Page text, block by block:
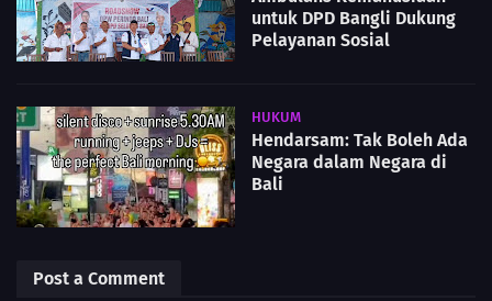
untuk DPD Bangli Dukung
Pelayanan Sosial
HUKUM
Hendarsam: Tak Boleh Ada
Negara dalam Negara di
Bali
Post a Comment